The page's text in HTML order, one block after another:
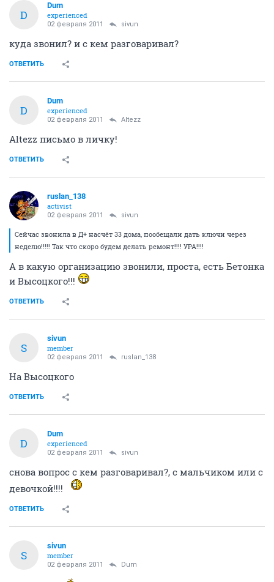
D
Dum
experienced
02 февраля 2011 sivun
куда звонил? и с кем разговаривал?
ОТВЕТИТЬ
D
Dum
experienced
02 февраля 2011 Altezz
Altezz письмо в личку!
ОТВЕТИТЬ
ruslan_138
activist
02 февраля 2011 sivun
Сейчас звонила в Д+ насчёт 33 дома, пообещали дать ключи через
неделю!!!!! Так что скоро будем делать ремонт!!!! УРА!!!!
А в какую организацию звонили, проста, есть Бетонка
и Высоцкого!!!
ОТВЕТИТЬ
S
sivun
member
02 февраля 2011 ruslan_138
На Высоцкого
ОТВЕТИТЬ
D
Dum
experienced
02 февраля 2011 sivun
снова вопрос с кем разговаривал?, с мальчиком или с
девочкой!!!!
ОТВЕТИТЬ
S
sivun
member
02 февраля 2011 Dum